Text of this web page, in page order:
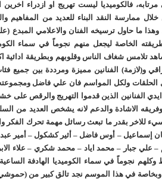
مرتابه، فالكوميديا ليست تهريج او ازدراء
ممارسة النقد البناء للعديد من المفاهيم
وهذا ما حاول ترسيخه الفنان والاعلامي
الخاصة ليجعل منهم نجوماً في سماء
تلامس شغاف الناس وقلوبهم وبطريقة ادائية
و(لازمة) الفنانين مميزة ومرددة بين جميع
الحلقات ولكل المواسم فان علي فاضل ومجموعته
الفنانين الذين قدموا التهريج والرقص على
الاشادة والدعم لانه يشخص العديد من
للاخر بقدر ما تبعث رسائل مهمة تحرك الفكر
إسماعيل – أوس فاضل – أثير كشكول – أمير
علي جبار – محمد اياد – محمد شكري – علاء
وكلهم نجوماً في سماء الكوميديا الهادفة
وبخاصة في هذا الموسم نجد تالق كبير من